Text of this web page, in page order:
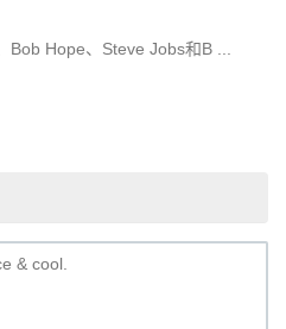
Hope、Steve Jobs和B ...